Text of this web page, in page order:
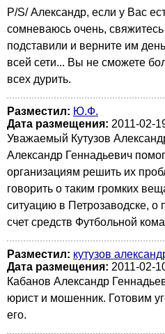
P/S/ Александр, если у Вас
сомневаюсь очень,
подставили и верните им
всей сети... Вы не сможете
всех дурить.
Разместил: Ю.Ф.
Дата размещения: 2011-02-
Уважаемый Кутузов
Александр Геннадьевич
организациям решить их
говорить о таким громких
ситуацию в Петрозаводске, о
счет средств Футбольной
Разместил: кутузов
Дата размещения: 2011-02-
Кабанов Александр
юрист и мошенник. Готовим
его.